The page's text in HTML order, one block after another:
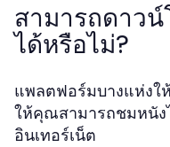
สามารถดาว
ได้หรือไม่?
แพลตฟอร์มบางแห่งใ
ให้คุณสามารถชมหนัง
อินเทอร์เน็ต